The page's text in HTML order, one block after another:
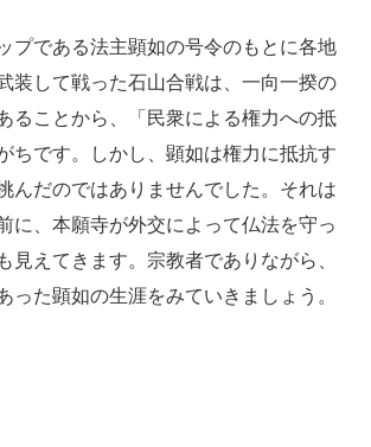
プである法主顕如の号令のもとに各地
装して戦った石山合戦は、一向一揆の
ることから、「民衆による権力への抵
ちです。しかし、顕如は権力に抵抗す
んだのではありませんでした。それは
に、本願寺が外交によって仏法を守っ
見えてきます。宗教者でありながら、
った顕如の生涯をみていきましょう。